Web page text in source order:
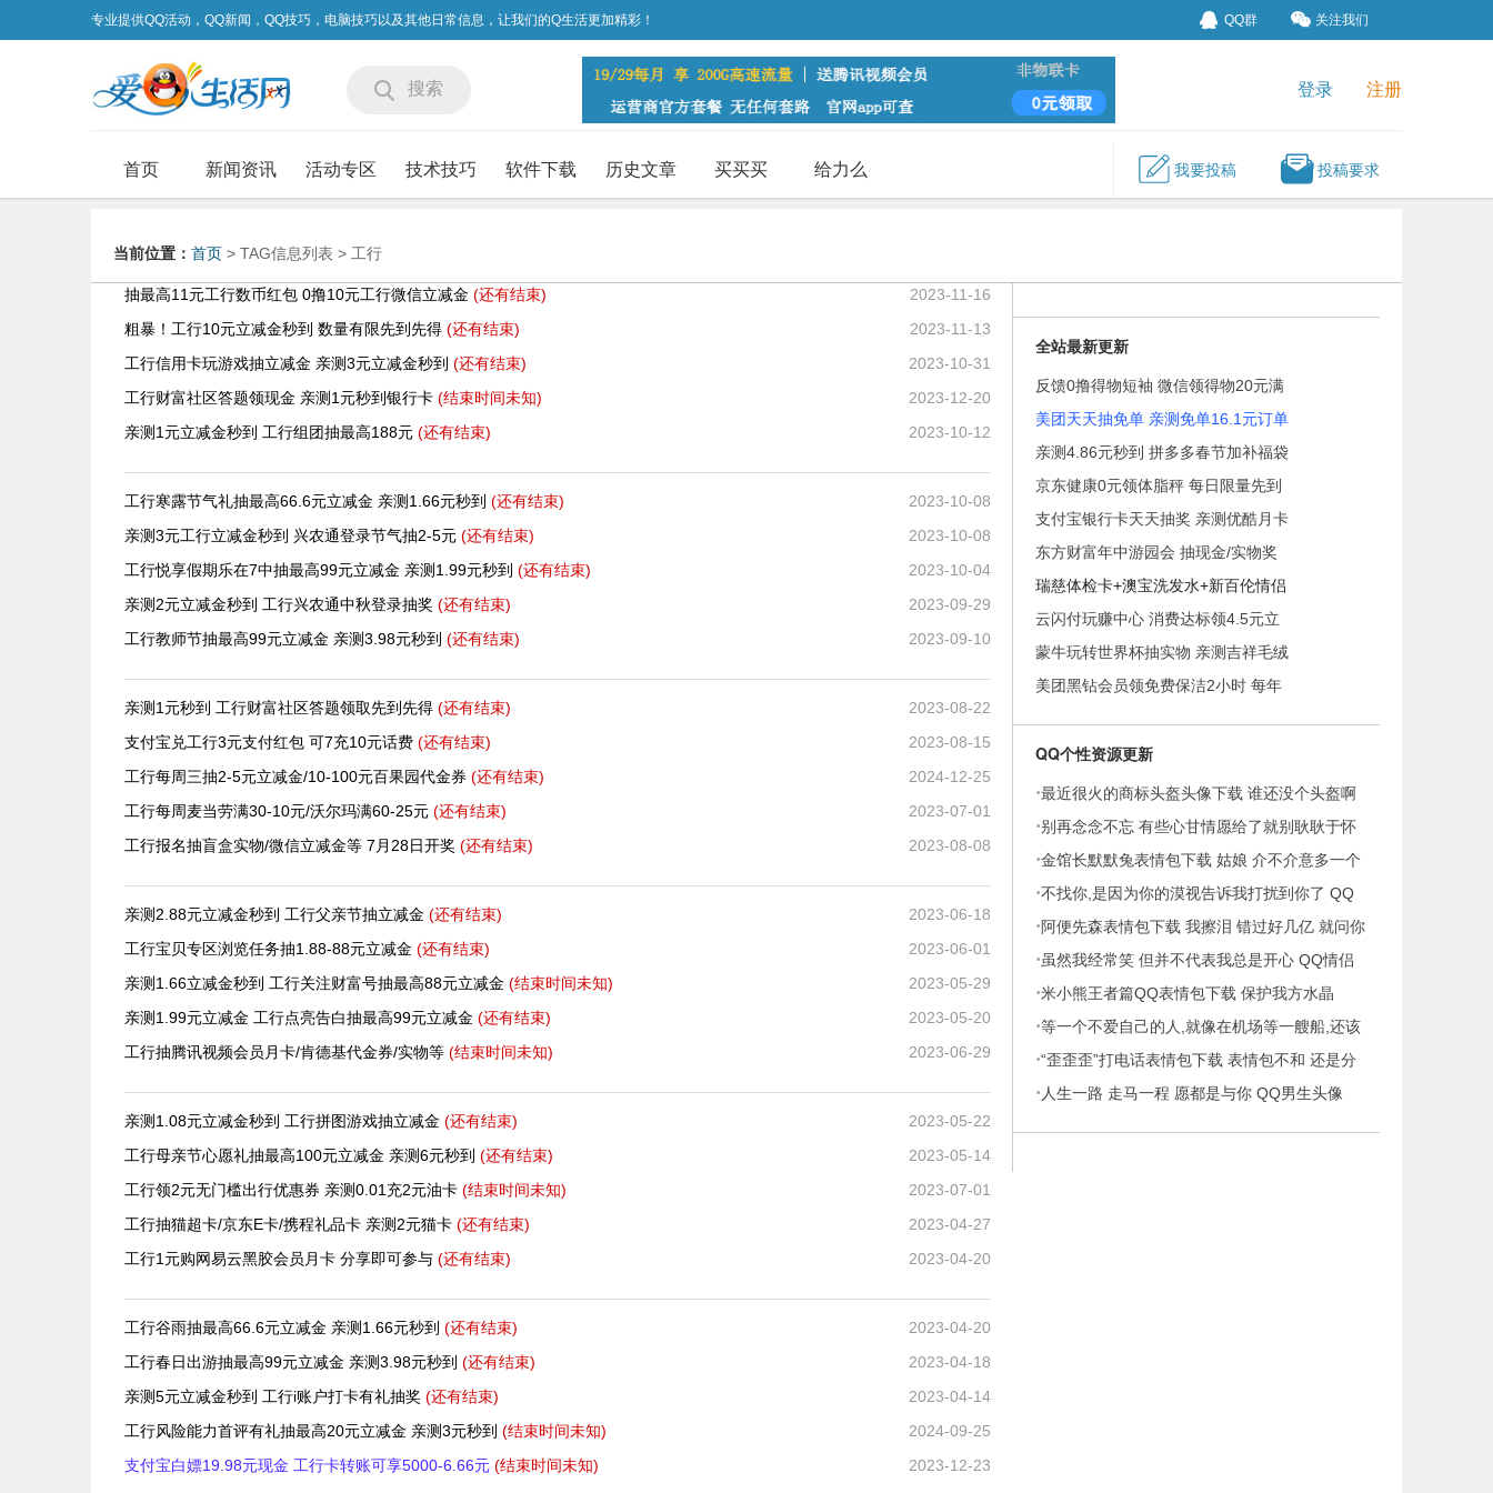
专业提供QQ活动，QQ新闻，QQ技巧，电脑技巧以及其他日常信息，让我们的Q生活更加精彩！ QQ群 关注我们
搜索 登录 注册
首页 新闻资讯 活动专区 技术技巧 软件下载 历史文章 买买买 给力么 我要投稿 投稿要求
当前位置： 首页 > TAG信息列表 > 工行
2023-11-16
抽最高11元工行数币红包 0撸10元工行微信立减金 (还有结束)
2023-11-13
粗暴！工行10元立减金秒到 数量有限先到先得 (还有结束)
2023-10-31
工行信用卡玩游戏抽立减金 亲测3元立减金秒到 (还有结束)
2023-12-20
工行财富社区答题领现金 亲测1元秒到银行卡 (结束时间未知)
2023-10-12
亲测1元立减金秒到 工行组团抽最高188元 (还有结束)
2023-10-08
工行寒露节气礼抽最高66.6元立减金 亲测1.66元秒到 (还有结束)
2023-10-08
亲测3元工行立减金秒到 兴农通登录节气抽2-5元 (还有结束)
2023-10-04
工行悦享假期乐在7中抽最高99元立减金 亲测1.99元秒到 (还有结束)
2023-09-29
亲测2元立减金秒到 工行兴农通中秋登录抽奖 (还有结束)
2023-09-10
工行教师节抽最高99元立减金 亲测3.98元秒到 (还有结束)
2023-08-22
亲测1元秒到 工行财富社区答题领取先到先得 (还有结束)
2023-08-15
支付宝兑工行3元支付红包 可7充10元话费 (还有结束)
2024-12-25
工行每周三抽2-5元立减金/10-100元百果园代金券 (还有结束)
2023-07-01
工行每周麦当劳满30-10元/沃尔玛满60-25元 (还有结束)
2023-08-08
工行报名抽盲盒实物/微信立减金等 7月28日开奖 (还有结束)
2023-06-18
亲测2.88元立减金秒到 工行父亲节抽立减金 (还有结束)
2023-06-01
工行宝贝专区浏览任务抽1.88-88元立减金 (还有结束)
2023-05-29
亲测1.66立减金秒到 工行关注财富号抽最高88元立减金 (结束时间未知)
2023-05-20
亲测1.99元立减金 工行点亮告白抽最高99元立减金 (还有结束)
2023-06-29
工行抽腾讯视频会员月卡/肯德基代金券/实物等 (结束时间未知)
2023-05-22
亲测1.08元立减金秒到 工行拼图游戏抽立减金 (还有结束)
2023-05-14
工行母亲节心愿礼抽最高100元立减金 亲测6元秒到 (还有结束)
2023-07-01
工行领2元无门槛出行优惠券 亲测0.01充2元油卡 (结束时间未知)
2023-04-27
工行抽猫超卡/京东E卡/携程礼品卡 亲测2元猫卡 (还有结束)
2023-04-20
工行1元购网易云黑胶会员月卡 分享即可参与 (还有结束)
2023-04-20
工行谷雨抽最高66.6元立减金 亲测1.66元秒到 (还有结束)
2023-04-18
工行春日出游抽最高99元立减金 亲测3.98元秒到 (还有结束)
2023-04-14
亲测5元立减金秒到 工行i账户打卡有礼抽奖 (还有结束)
2024-09-25
工行风险能力首评有礼抽最高20元立减金 亲测3元秒到 (结束时间未知)
2023-12-23
支付宝白嫖19.98元现金 工行卡转账可享5000-6.66元 (结束时间未知)
全站最新更新
反馈0撸得物短袖 微信领得物20元满
美团天天抽免单 亲测免单16.1元订单
亲测4.86元秒到 拼多多春节加补福袋
京东健康0元领体脂秤 每日限量先到
支付宝银行卡天天抽奖 亲测优酷月卡
东方财富年中游园会 抽现金/实物奖
瑞慈体检卡+澳宝洗发水+新百伦情侣
云闪付玩赚中心 消费达标领4.5元立
蒙牛玩转世界杯抽实物 亲测吉祥毛绒
美团黑钻会员领免费保洁2小时 每年
QQ个性资源更新
·最近很火的商标头盔头像下载 谁还没个头盔啊
·别再念念不忘 有些心甘情愿给了就别耿耿于怀
男生
·金馆长默默兔表情包下载 姑娘 介不介意多一个
男朋
·不找你,是因为你的漠视告诉我打扰到你了 QQ
女生头
·阿便先森表情包下载 我擦泪 错过好几亿 就问你
服不
·虽然我经常笑 但并不代表我总是开心 QQ情侣
头像
·米小熊王者篇QQ表情包下载 保护我方水晶
·等一个不爱自己的人,就像在机场等一艘船,还该
继续
·“歪歪歪”打电话表情包下载 表情包不和 还是分
手
· 人生一路 走马一程 愿都是与你 QQ男生头像